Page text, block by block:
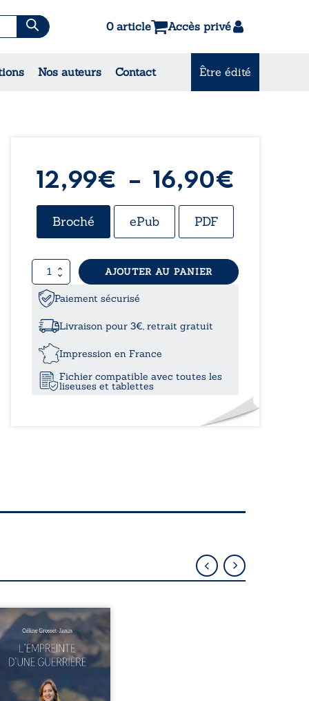
0 article Accès privé
Nos auteurs Contact Être édité
& Contes
12,99€ – 16,90€
de
Broché ePub PDF
quantité
de
Les
lumières
de
Tome
III:
Création
AJOUTER AU PANIER
Paiement sécurisé
Livraison pour 3€, retrait gratuit
Impression en France
Fichier compatible avec toutes les
liseuses et tablettes
reste-t-il de l’enfance
la maladie impose ses
règles ? L’empreinte
guerrière livre, sans
le récit d’un quotidien
par la maladie
l’errance médicale